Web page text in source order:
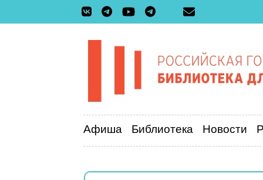
Афиша Библиотека Новости